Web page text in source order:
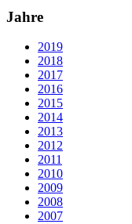
Jahre
2019
2018
2017
2016
2015
2014
2013
2012
2011
2010
2009
2008
2007